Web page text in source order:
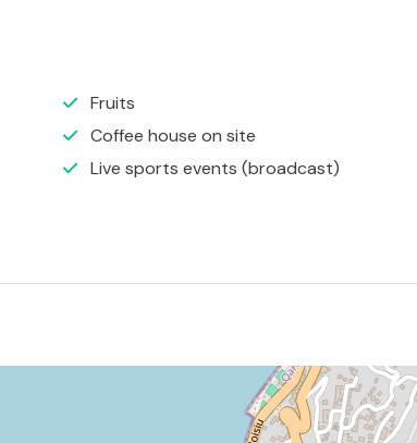
Fruits
Coffee house on site
Live sports events (broadcast)